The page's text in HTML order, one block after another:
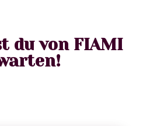
du von FIAMI